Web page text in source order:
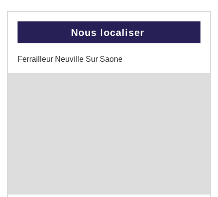
Nous localiser
Ferrailleur Neuville Sur Saone